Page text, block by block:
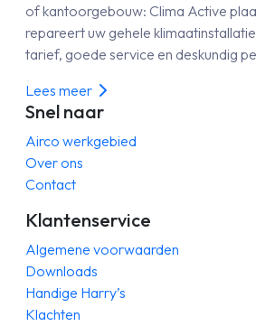
of kantoorgebouw: Clima Active
repareert uw gehele
tarief, goede service en deskundig
Lees meer
Snel naar
Airco werkgebied
Over ons
Contact
Klantenservice
Algemene voorwaarden
Downloads
Handige Harry’s
Klachten